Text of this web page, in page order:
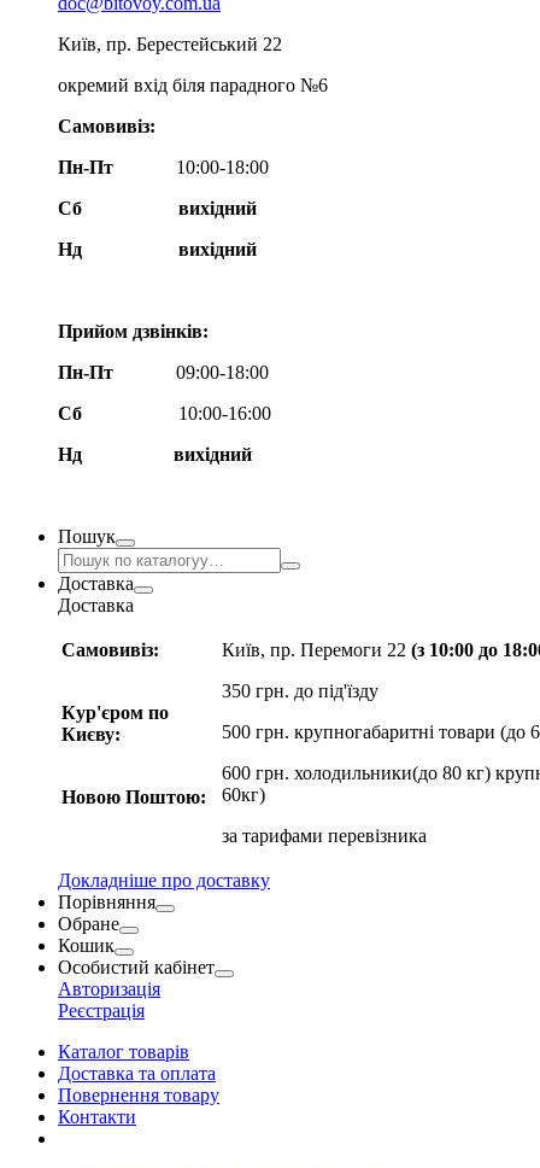
Київ, пр. Берестейський 22
окремий вхід біля парадного №6
Самовивіз:
Пн-Пт
10:00-18:00
Сб
вихідний
Нд
вихідний
Прийом дзвінків:
Пн-Пт
09:00-18:00
Сб
10:00-16:00
Нд вихідний
Пошук
Доставка
Доставка
Самовивіз:
Кур'єром по
Києву:
Новою Поштою:
Київ, пр. Перемоги 22 (з 10:00 до
350 грн. до під'їзду
500 грн. крупногабаритні товари (до
600 грн. холодильники(до 80 кг)
60кг)
за тарифами перевізника
Докладніше про доставку
Порівняння
Обране
Кошик
Особистий кабінет
Авторизація
Реєстрація
Каталог товарів
Доставка та оплата
Повернення товару
Контакти